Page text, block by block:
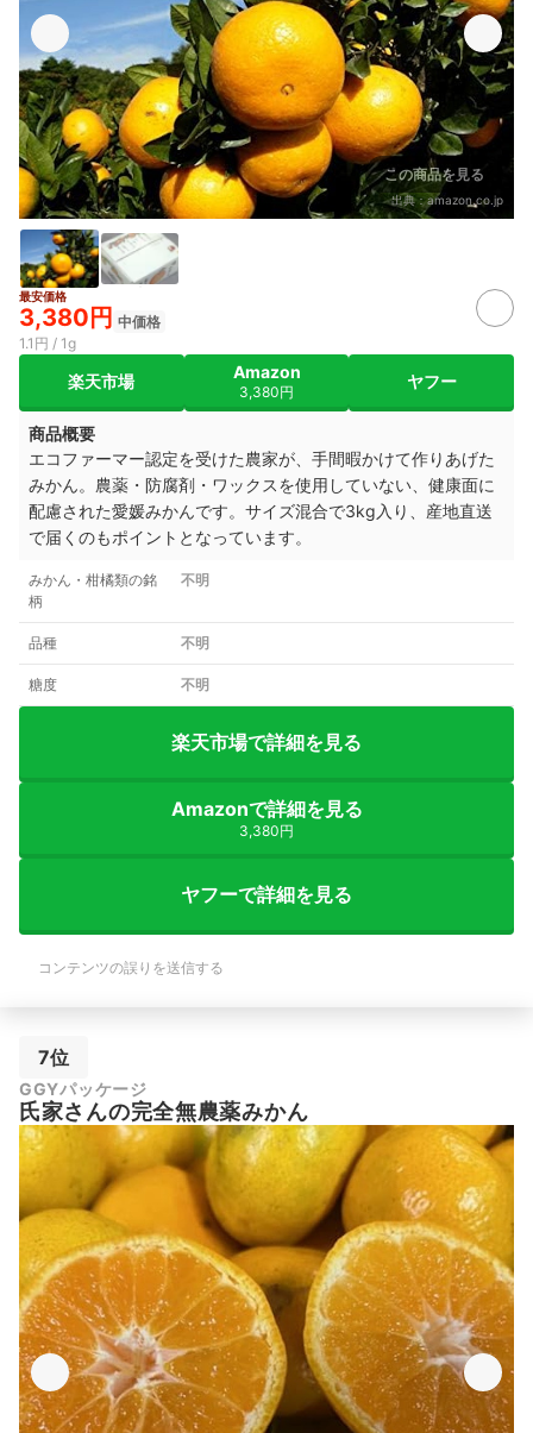
この商品を見る
出典：amazon.co.jp
最安価格
3,380円 中価格
1.1円 / 1g
楽天市場 Amazon
3,380円
ヤフー
商品概要
エコファーマー認定を受けた農家が、手間暇かけて作りあげた
みかん。農薬・防腐剤・ワックスを使用していない、健康面に
配慮された愛媛みかんです。サイズ混合で3kg入り、産地直送
で届くのもポイントとなっています。
みかん・柑橘類の銘
柄
不明
品種 不明
糖度 不明
楽天市場で詳細を見る
Amazonで詳細を見る
3,380円
ヤフーで詳細を見る
コンテンツの誤りを送信する
7位
GGYパッケージ
氏家さんの完全無農薬みかん